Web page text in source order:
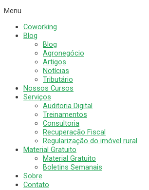
Menu
Coworking
Blog
Blog
Agronegócio
Artigos
Notícias
Tributário
Nossos Cursos
Serviços
Auditoria Digital
Treinamentos
Consultoria
Recuperação Fiscal
Regularização do imóvel rural
Material Gratuito
Material Gratuito
Boletins Semanais
Sobre
Contato